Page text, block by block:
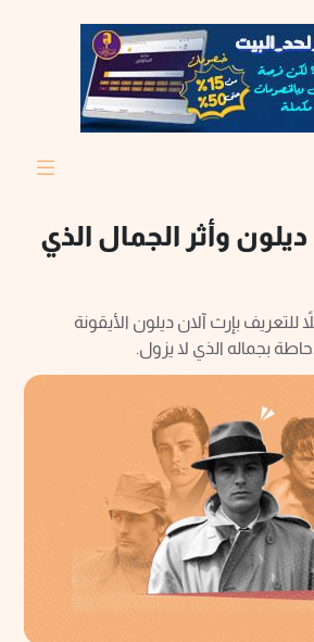
وأثر الجمال الذي
للتعريف بإرث آلان ديلون الأيقونة
بجماله الذي لا يزول.